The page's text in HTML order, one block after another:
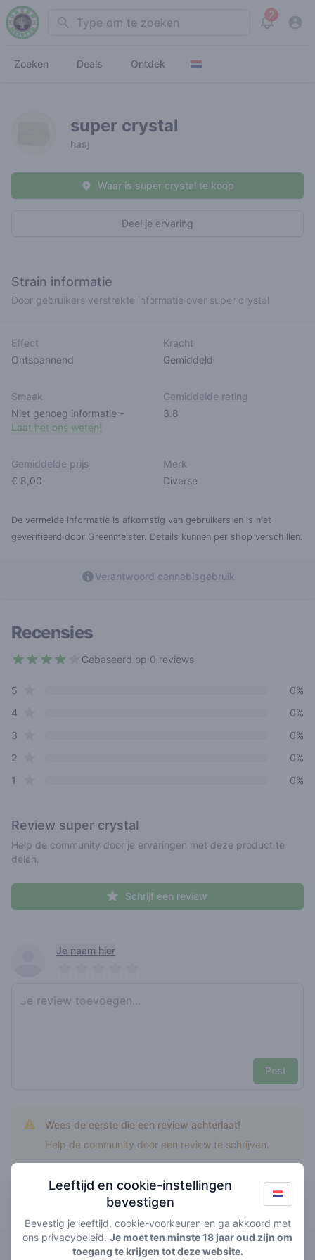
Search 2
View
Zoeken Deals Ontdek
super crystal
hasj
Deel je ervaring
Waar is super crystal te koop
Strain informatie
Door gebruikers verstrekte informatie over super crystal
Effect
Ontspannend
Kracht
Gemiddeld
Smaak
Niet genoeg informatie -
Laat het ons weten!
Gemiddelde rating
3.8
Gemiddelde prijs
€ 8,00
Merk
Diverse
De vermelde informatie is afkomstig van gebruikers en is niet
geverifieerd door Greenmeister. Details kunnen per shop verschillen.
Verantwoord cannabisgebruik
Recensies
Gebaseerd op 0 reviews
Review data
5
0%
4star reviews
0%
3
0%
2
0%
1
0%
Review super crystal
Help de community door je ervaringen met deze product te
delen.
Schrijf een review
Recent reviews
Je naam hier
Post
Wees de eerste die een review achterlaat!
Help de community door een review te schrijven.
Top rated super crystal
Lucky Luke
Leeftijd en cookie-instellingen
bevestigen
Bevestig je leeftijd, cookie-voorkeuren en ga akkoord met
ons privacybeleid. Je moet ten minste 18 jaar oud zijn om
toegang te krijgen tot deze website.